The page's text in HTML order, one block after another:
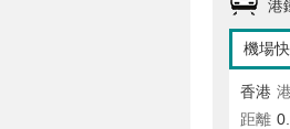
港
機場
香港
距離